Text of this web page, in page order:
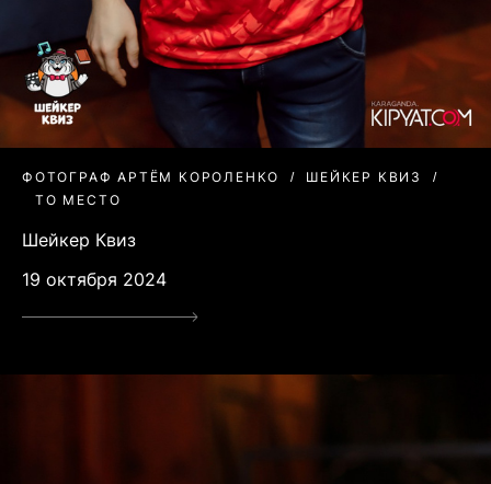
ФОТОГРАФ АРТЁМ КОРОЛЕНКО
ШЕЙКЕР КВИЗ
ТО МЕСТО
Шейкер Квиз
19 октября 2024